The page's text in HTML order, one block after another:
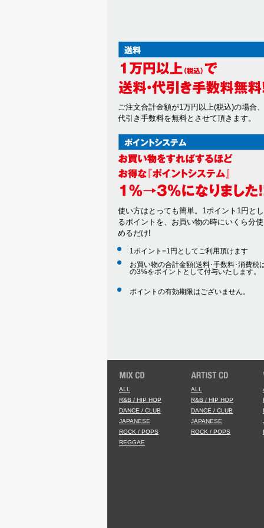
ご注文合計金額が1万円以上(税込)の場合
代引き手数料を無料とさせて頂きます。
使い方はとっても簡単。1ポイント1円と
るポイントを、お買い物の時にいくら分
めるだけ!
1ポイント=1円としてご利用頂けます
お買い物の合計金額(送料･手数料･消費税
の3%をポイントとして付与いたします。
ポイントの有効期限はございません。
ALL
R&B / HIP HOP
DANCE / CLUB
JAPANESE
ROCK / POPS
REGGAE
ALL
R&B / HIP HOP
DANCE / CLUB
JAPANESE
ROCK / POPS